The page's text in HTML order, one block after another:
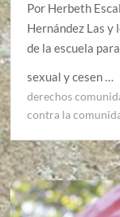
Por Herbeth
Hernández Las y
de la escuela
sexual y cesen …
derechos
contra la